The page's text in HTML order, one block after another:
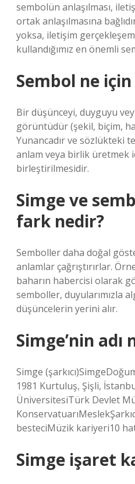
sembolün anlaşılması,
ortak anlaşılmasına
yoksa, iletişim
kullandığımız en önemli
Sembol ne için
Bir düşünceyi, duyguyu
görüntüdür (şekil, biçim,
Yunancadır ve sözlükteki
anlam veya birlik üretmek
birleştirilmesidir.
Simge ve
fark nedir?
Semboller daha doğal
anlamlar çağrıştırırlar.
baharın habercisi olarak
semboller, duyularımızla
düşüncelerin yerini alır.
Simge’nin adı
Simge
1981 Kurtuluş, Şişli,
ÜniversitesiTürk Devlet
besteciMüzik kariyeri10
Simge işaret